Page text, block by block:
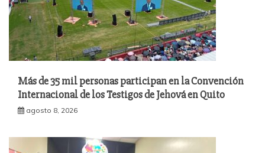
Más de 35 mil personas participan en la Convención
Internacional de los Testigos de Jehová en Quito
agosto 8, 2026